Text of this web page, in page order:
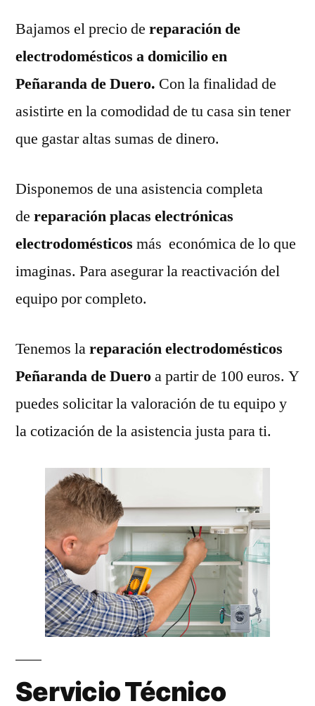
Bajamos el precio de reparación de
electrodomésticos a domicilio en
Peñaranda de Duero. Con la finalidad de
asistirte en la comodidad de tu casa sin tener
que gastar altas sumas de dinero.
Disponemos de una asistencia completa
de reparación placas electrónicas
electrodomésticos más económica de lo que
imaginas. Para asegurar la reactivación del
equipo por completo.
Tenemos lareparación electrodomésticos
Peñaranda de Dueroa partir de 100 euros. Y
puedes solicitar la valoración de tu equipo y
la cotización de la asistencia justa para ti.
Servicio Técnico